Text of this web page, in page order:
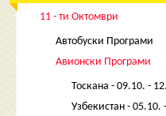
11 - ти Октомври
Автобуски Програми
Авионски Програми
Тоскана - 09.10. -
Узбекистан - 05.10.